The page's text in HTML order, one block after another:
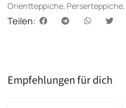
Orientteppiche, Perserteppiche,
Teilen:
Empfehlungen für dich